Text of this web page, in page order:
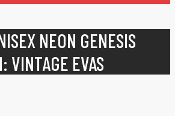
NEON GENESIS
VINTAGE EVAS